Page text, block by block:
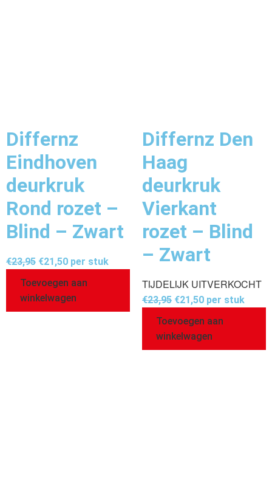
Differnz
Eindhoven
deurkruk
Rond rozet –
Blind – Zwart
€23,95 €21,50 per stuk
Toevoegen aan
winkelwagen
Differnz Den
Haag
deurkruk
Vierkant
rozet – Blind
– Zwart
TIJDELIJK UITVERKOCHT
€23,95 €21,50 per stuk
Toevoegen aan
winkelwagen